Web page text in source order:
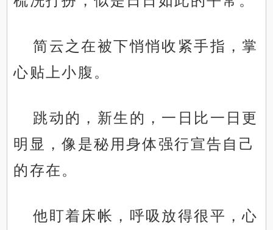
简云之在被下悄悄收紧手指，掌
心贴上小腹。
跳动的，新生的，一日比一日更
明显，像是秘用身体强行宣告自己
的存在。
他盯着床帐，呼吸放得很平，心